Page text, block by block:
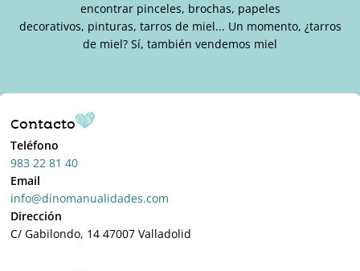
encontrar pinceles, brochas, papeles
decorativos, pinturas, tarros de miel... Un momento, ¿tarros
de miel? Sí, también vendemos miel
Contacto
Teléfono
983 22 81 40
Email
info@dinomanualidades.com
Dirección
C/ Gabilondo, 14 47007 Valladolid